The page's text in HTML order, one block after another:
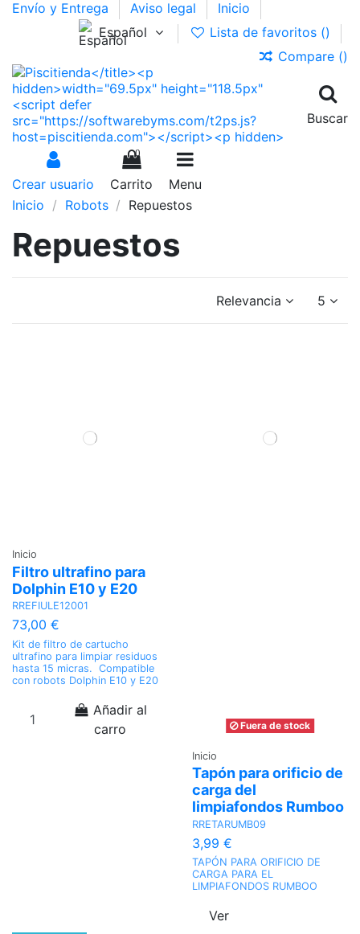
Envío y Entrega Aviso legal
Inicio
Español
Lista de favoritos ()
Compare ()
Buscar
Crear usuario
0
Carrito
Menu
Inicio
Robots Repuestos
Repuestos
Relevancia 5
Inicio
Filtro ultrafino para
Dolphin E10 y E20
RREFIULE12001
73,00 €
Kit de filtro de cartucho
ultrafino para limpiar residuos
hasta 15 micras. Compatible
con robots Dolphin E10 y E20
Añadir al
carro
Fuera de stock
Inicio
Tapón para orificio de
carga del
limpiafondos Rumboo
RRETARUMB09
3,99 €
TAPÓN PARA ORIFICIO DE
CARGA PARA EL
LIMPIAFONDOS RUMBOO
Ver